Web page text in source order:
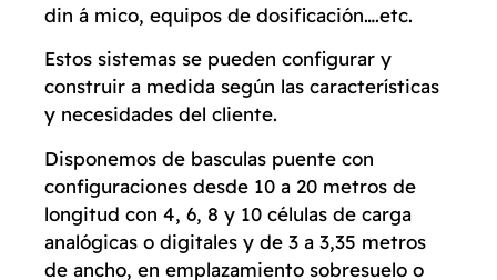
din á mico, equipos de dosificación….etc.
Estos sistemas se pueden configurar y
construir a medida según las características
y necesidades del cliente.
Disponemos de basculas puente con
configuraciones desde 10 a 20 metros de
longitud con 4, 6, 8 y 10 células de carga
analógicas o digitales y de 3 a 3,35 metros
de ancho, en emplazamiento sobresuelo o